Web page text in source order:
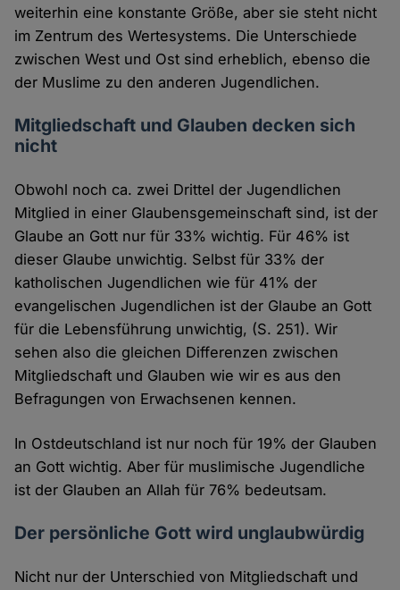
weiterhin eine konstante Größe, aber sie steht nicht
im Zentrum des Wertesystems. Die Unterschiede
zwischen West und Ost sind erheblich, ebenso die
der Muslime zu den anderen Jugendlichen.
Mitgliedschaft und Glauben decken sich
nicht
Obwohl noch ca. zwei Drittel der Jugendlichen
Mitglied in einer Glaubensgemeinschaft sind, ist der
Glaube an Gott nur für 33% wichtig. Für 46% ist
dieser Glaube unwichtig. Selbst für 33% der
katholischen Jugendlichen wie für 41% der
evangelischen Jugendlichen ist der Glaube an Gott
für die Lebensführung unwichtig, (S. 251). Wir
sehen also die gleichen Differenzen zwischen
Mitgliedschaft und Glauben wie wir es aus den
Befragungen von Erwachsenen kennen.
In Ostdeutschland ist nur noch für 19% der Glauben
an Gott wichtig. Aber für muslimische Jugendliche
ist der Glauben an Allah für 76% bedeutsam.
Der persönliche Gott wird unglaubwürdig
Nicht nur der Unterschied von Mitgliedschaft und